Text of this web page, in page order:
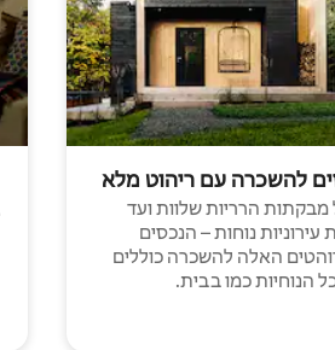
להשכרה עם ריהוט מלא
הרריות שלוות ועד
עירוניות נוחות – הנכסים
האלה להשכרה כוללים
הנוחיות כמו בבית.